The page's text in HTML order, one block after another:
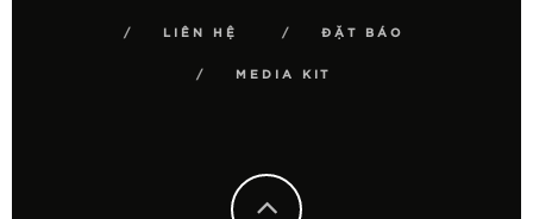
LIÊN HỆ ĐẶT BÁO
MEDIA KIT